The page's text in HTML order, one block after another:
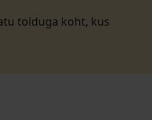
toiduga koht, kus